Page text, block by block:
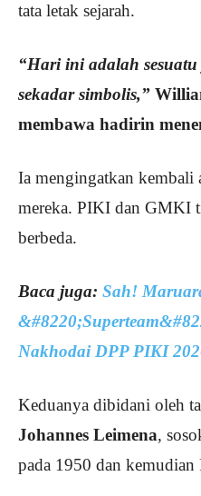
tata letak sejarah.
“Hari ini adalah
sekadar simbolis,”
membawa hadirin
Ia mengingatkan kembali
mereka. PIKI dan GMKI
berbeda.
Baca juga: Sah!
Nakhodai DPP PIKI
Keduanya dibidani oleh
Johannes Leimena,
pada 1950 dan